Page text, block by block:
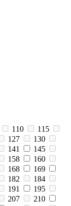
110
115
127
130
141
145
158
160
168
169
182
184
191
195
207
210